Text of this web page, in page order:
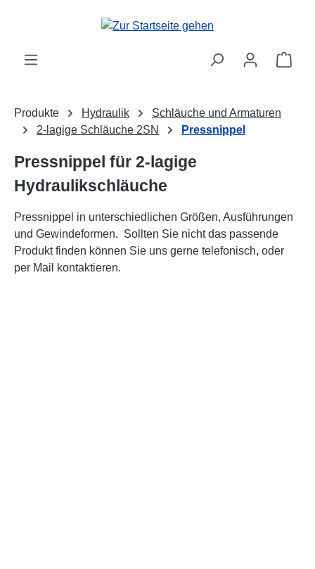
Produkte Hydraulik
Schläuche und Armaturen
2-lagige Schläuche 2SN
Pressnippel
Pressnippel für 2-lagige
Hydraulikschläuche
Pressnippel in unterschiedlichen Größen, Ausführungen
und Gewindeformen. Sollten Sie nicht das passende
Produkt finden können Sie uns gerne telefonisch, oder
per Mail kontaktieren.